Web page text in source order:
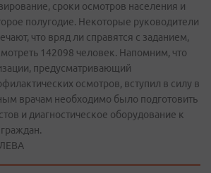
сроки осмотров населения и
полугодие. Некоторые руководители
что вряд ли справятся с заданием,
142098 человек. Напомним, что
предусматривающий
осмотров, вступил в силу в
врачам необходимо было подготовить
и диагностическое оборудование к